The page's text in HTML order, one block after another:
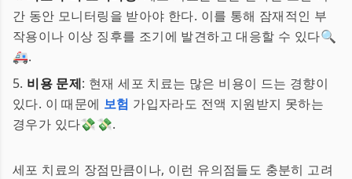
간 동안 모니터링을 받아야 한다. 이를 통해 잠재적인 부
작용이나 이상 징후를 조기에 발견하고 대응할 수 있다🔍
🚑.
5. 비용 문제: 현재 세포 치료는 많은 비용이 드는 경향이
있다. 이 때문에 보험 가입자라도 전액 지원받지 못하는
경우가 있다💸💸.
세포 치료의 장점만큼이나, 이런 유의점들도 충분히 고려